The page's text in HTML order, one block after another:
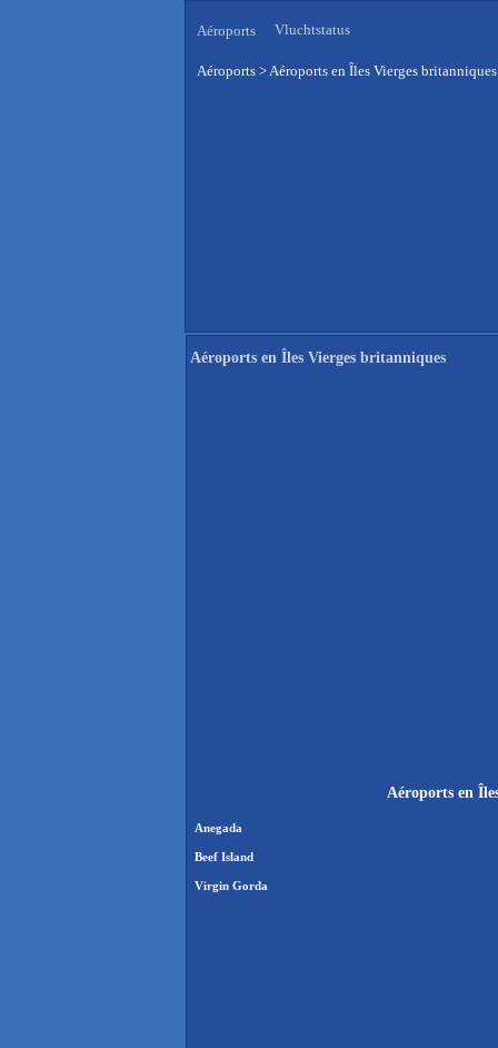
Aéroports Vluchtstatus
Aéroports >Aéroports en Îles Vierges britanniques
Aéroports en Îles Vierges britanniques
Aéroports en
Anegada
Beef Island
Virgin Gorda